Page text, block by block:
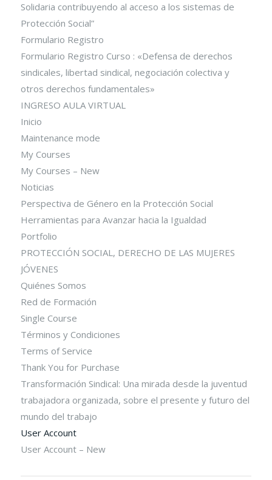
Solidaria contribuyendo al acceso a los sistemas de
Protección Social”
Formulario Registro
Formulario Registro Curso : «Defensa de derechos
sindicales, libertad sindical, negociación colectiva y
otros derechos fundamentales»
INGRESO AULA VIRTUAL
Inicio
Maintenance mode
My Courses
My Courses – New
Noticias
Perspectiva de Género en la Protección Social
Herramientas para Avanzar hacia la Igualdad
Portfolio
PROTECCIÓN SOCIAL, DERECHO DE LAS MUJERES
JÓVENES
Quiénes Somos
Red de Formación
Single Course
Términos y Condiciones
Terms of Service
Thank You for Purchase
Transformación Sindical: Una mirada desde la juventud
trabajadora organizada, sobre el presente y futuro del
mundo del trabajo
User Account
User Account – New